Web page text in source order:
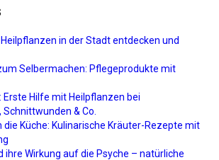
in der Stadt entdecken und
Selbermachen: Pflegeprodukte mit
Erste Hilfe mit Heilpflanzen bei
& Co.
die Küche: Kulinarische Kräuter-Rezepte mit
ihre Wirkung auf die Psyche – natürliche